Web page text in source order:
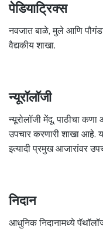
पेडियाट्रिक्स
नवजात बाळे, मुले आणि
वैद्यकीय शाखा.
न्यूरॉलॉजी
न्यूरोलॉजी मेंदू, पाठीचा कणा
उपचार करणारी शाखा आहे.
इत्यादी प्रमुख आजारांवर
निदान
आधुनिक निदानामध्ये